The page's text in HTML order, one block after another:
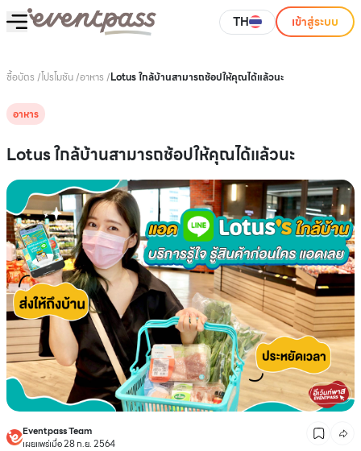
TH เข้าสู่ระบบ
ซื้อบัตร /โปรโมชัน/อาหาร /Lotus ใกล้บ้านสามารถช้อปให้คุณได้แล้วนะ
อาหาร
Lotus ใกล้บ้านสามารถช้อปให้คุณได้แล้วนะ
Eventpass Team
เผยแพร่เมื่อ 28 ก.ย. 2564